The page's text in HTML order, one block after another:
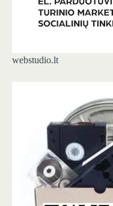
webstudio.lt